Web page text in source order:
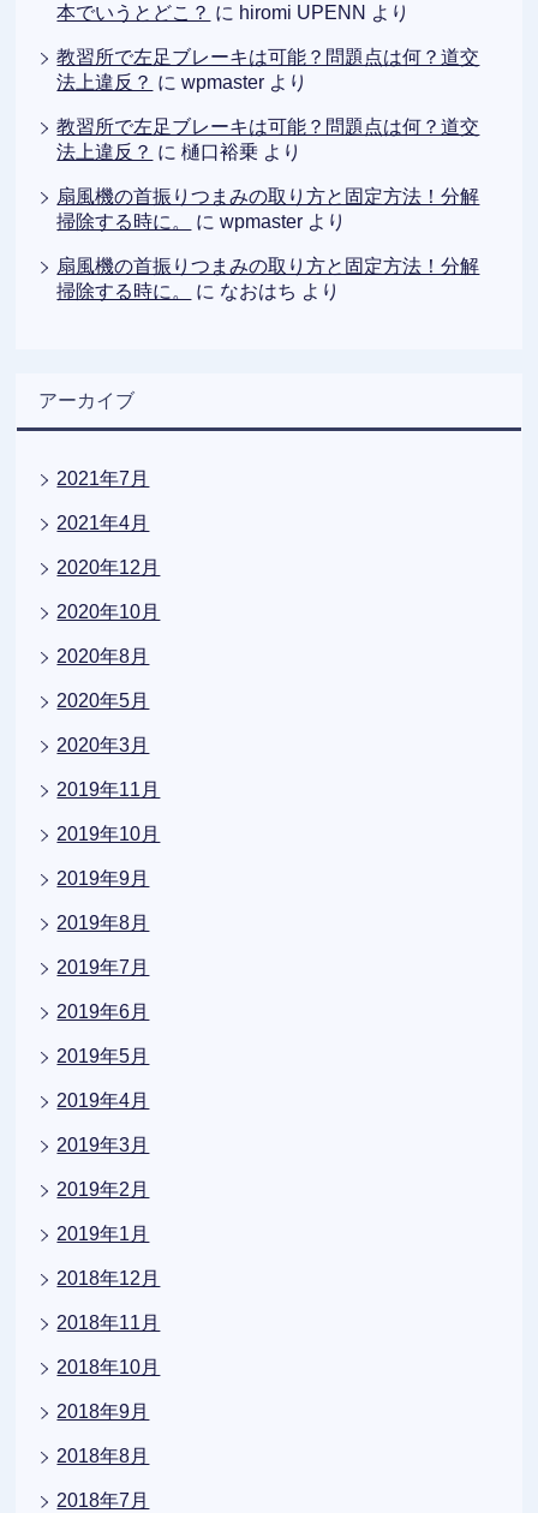
本でいうとどこ？ に hiromi UPENN より
教習所で左足ブレーキは可能？問題点は何？道交
法上違反？ にwpmaster より
教習所で左足ブレーキは可能？問題点は何？道交
法上違反？ に樋口裕乗 より
扇風機の首振りつまみの取り方と固定方法！分解
掃除する時に。
にwpmaster より
扇風機の首振りつまみの取り方と固定方法！分解
掃除する時に。
に なおはち より
アーカイブ
2021年7月
2021年4月
2020年12月
2020年10月
2020年8月
2020年5月
2020年3月
2019年11月
2019年10月
2019年9月
2019年8月
2019年7月
2019年6月
2019年5月
2019年4月
2019年3月
2019年2月
2019年1月
2018年12月
2018年11月
2018年10月
2018年9月
2018年8月
2018年7月